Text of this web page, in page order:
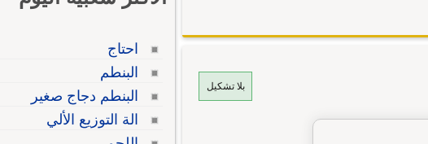
بلا تشكيل
احتاج
البنطم
البنطم دجاج صغير
الة التوزيع الألي